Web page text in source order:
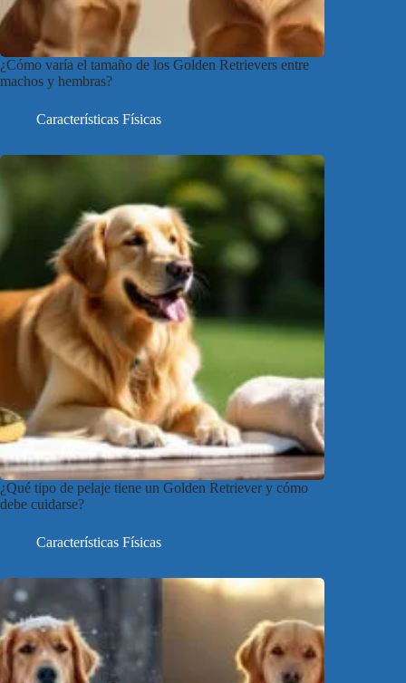
¿Cómo varía el tamaño de los Golden Retrievers entre
machos y hembras?
Características Físicas
¿Qué tipo de pelaje tiene un Golden Retriever y cómo
debe cuidarse?
Características Físicas